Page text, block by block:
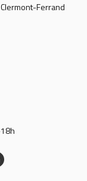
Ferrand